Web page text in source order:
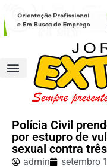
Polícia Civil
por estupro de
sexual contra
admin setembro